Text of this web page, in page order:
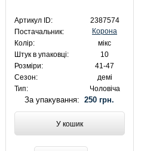
Артикул ID:
2387574
Постачальник:
Корона
Колір:
мікс
Штук в упаковці:
10
Розміри:
41-47
Сезон:
демі
Тип:
Чоловіча
За упакування:250 грн.
У кошик